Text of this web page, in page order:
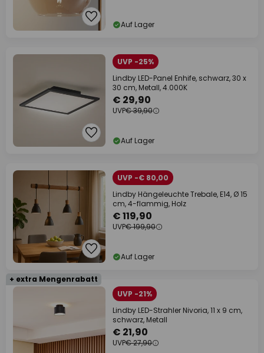
Auf Lager
UVP -25%
Lindby LED-Panel Enhife, schwarz, 30 x
30 cm, Metall, 4.000K
€ 29,90
UVP€ 39,90
Auf Lager
UVP -€ 80,00
Lindby Hängeleuchte Trebale, E14, Ø 15
cm, 4-flammig, Holz
€ 119,90
UVP€ 199,90
Auf Lager
+ extra Mengenrabatt
UVP -21%
Lindby LED-Strahler Nivoria, 11 x 9 cm,
schwarz, Metall
€ 21,90
UVP€ 27,90